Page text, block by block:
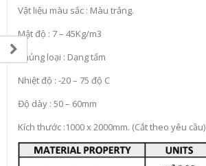
Vật liệu màu sắc : Màu trắng.
Mật độ : 7 – 45Kg/m3
Chủng loại : Dạng tấm
Nhiệt độ : -20 – 75 độ C
Độ dày : 50 – 60mm
Kích thước :1000 x 2000mm. (Cắt theo yêu cầu)